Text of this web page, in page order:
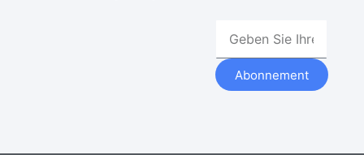
Abonnement